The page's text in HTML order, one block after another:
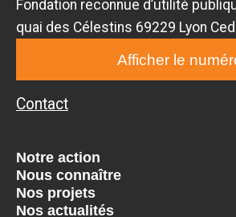
Fondation reconnue d’utilité
quai des Célestins 69229 Lyon
Afficher le
Contact
Notre action
Nous connaître
Nos projets
Nos actualités